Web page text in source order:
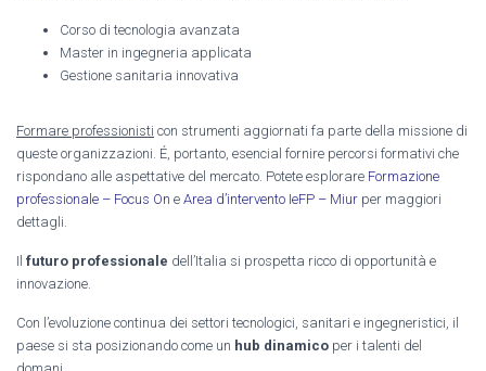
Corso di tecnologia avanzata
Master in ingegneria applicata
Gestione sanitaria innovativa
Formare professionisti con strumenti aggiornati fa parte della missione di
queste organizzazioni. É, portanto, esencial fornire percorsi formativi che
rispondano alle aspettative del mercato. Potete esplorare Formazione
professionale – Focus On e Area d’intervento IeFP – Miur per maggiori
dettagli.
Il futuro professionale dell’Italia si prospetta ricco di opportunità e
innovazione.
Con l’evoluzione continua dei settori tecnologici, sanitari e ingegneristici, il
paese si sta posizionando come un hub dinamico per i talenti del